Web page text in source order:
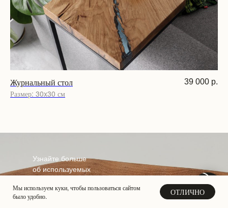
Журнальный стол
Размер: 30x30 см
39 000 р.
Узнайте больше
об используемых
Мы используем куки, чтобы пользоваться сайтом
было удобно.
ОТЛИЧНО
Свяжитесь с нами